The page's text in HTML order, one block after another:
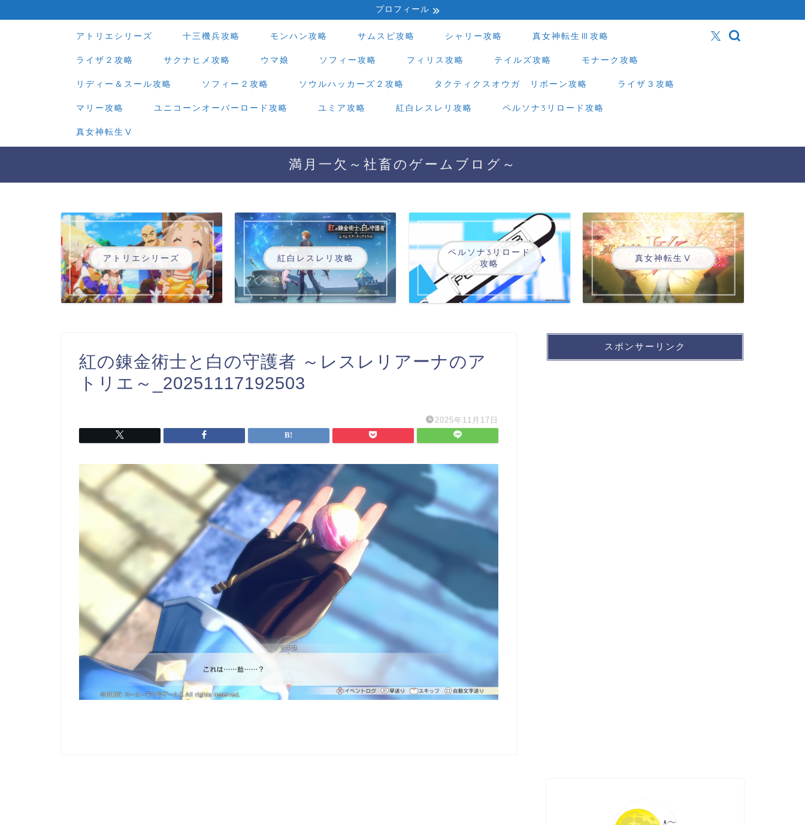
プロフィール
アトリエシリーズ 十三機兵攻略 モンハン攻略 サムスピ攻略 シャリー攻略 真女神転生Ⅲ攻略
ライザ２攻略 サクナヒメ攻略 ウマ娘 ソフィー攻略 フィリス攻略 テイルズ攻略 モナーク攻略
リディー＆スール攻略 ソフィー２攻略 ソウルハッカーズ２攻略 タクティクスオウガ リボーン攻略 ライザ３攻略
マリー攻略 ユニコーンオーバーロード攻略 ユミア攻略 紅白レスレリ攻略 ペルソナ3リロード攻略
真女神転生Ⅴ
満月一欠～社畜のゲームブログ～
アトリエシリーズ 紅白レスレリ攻略
ペルソナ3リロード
攻略
真女神転生Ⅴ
紅の錬金術士と白の守護者 ～レスレリアーナのア
トリエ～_20251117192503
2025年11月17日
スポンサーリンク